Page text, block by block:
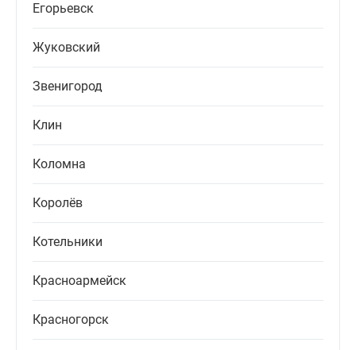
Егорьевск
Жуковский
Звенигород
Клин
Коломна
Королёв
Котельники
Красноармейск
Красногорск